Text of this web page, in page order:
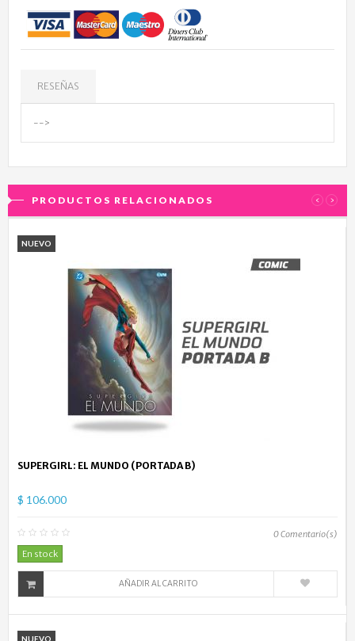
RESEÑAS
-->
PRODUCTOS RELACIONADOS ‹ ›
NUEVO
SUPERGIRL: EL MUNDO (PORTADA B)
$ 106.000
0Comentario(s)
En stock
AÑADIR AL CARRITO
NUEVO